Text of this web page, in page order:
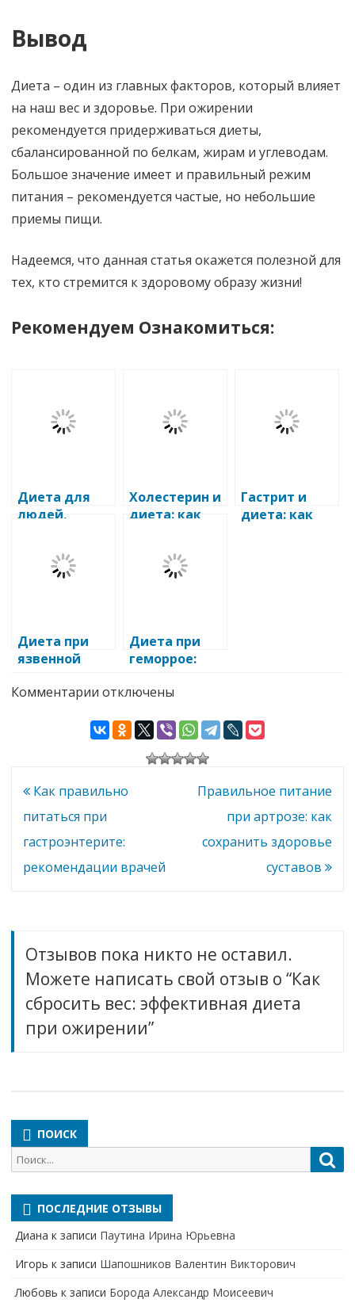
Вывод
Диета – один из главных факторов, который влияет
на наш вес и здоровье. При ожирении
рекомендуется придерживаться диеты,
сбалансированной по белкам, жирам и углеводам.
Большое значение имеет и правильный режим
питания – рекомендуется частые, но небольшие
приемы пищи.
Надеемся, что данная статья окажется полезной для
тех, кто стремится к здоровому образу жизни!
Рекомендуем Ознакомиться:
Диета для
людей,
обычного
рациона
питания
Холестерин и
диета: как
питаться при
повышенном
холестерине
Гастрит и
диета: как
Диета при
язвенной
желудка и
Диета при
геморрое:
правильного
Комментарии к
Как
сбросить
вес:
эффективная
ожирении
отключены
Навигация
по
записям
Как правильно
питаться при
гастроэнтерите:
рекомендации врачей
Правильное питание
при артрозе: как
сохранить здоровье
суставов
Отзывов пока никто не оставил.
Можете написать свой отзыв о “Как
сбросить вес: эффективная диета
при ожирении”
ПОИСК
Поиск
для:
ПОСЛЕДНИЕ ОТЗЫВЫ
Диана к записи Паутина Ирина Юрьевна
Игорь к записи Шапошников Валентин Викторович
Любовь к записи Борода Александр Моисеевич